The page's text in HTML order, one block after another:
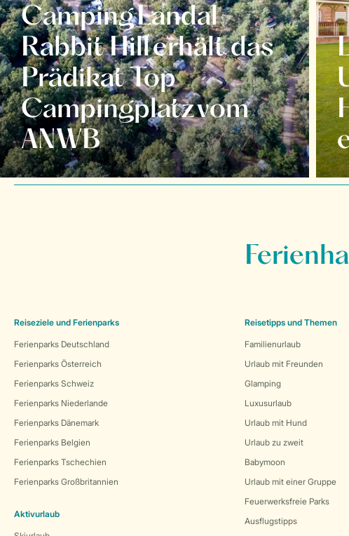
Camping Landal
Rabbit Hill erhält das
Prädikat Top
Campingplatz vom
ANWB
Reiseziele und Ferienparks
Ferienparks Deutschland
Ferienparks Österreich
Ferienparks Schweiz
Ferienparks Niederlande
Ferienparks Dänemark
Ferienparks Belgien
Ferienparks Tschechien
Ferienparks Großbritannien
Aktivurlaub
Reisetipps und Themen
Familienurlaub
Urlaub mit Freunden
Glamping
Luxusurlaub
Urlaub mit Hund
Urlaub zu zweit
Babymoon
Urlaub mit einer Gruppe
Feuerwerksfreie Parks
Ausflugstipps